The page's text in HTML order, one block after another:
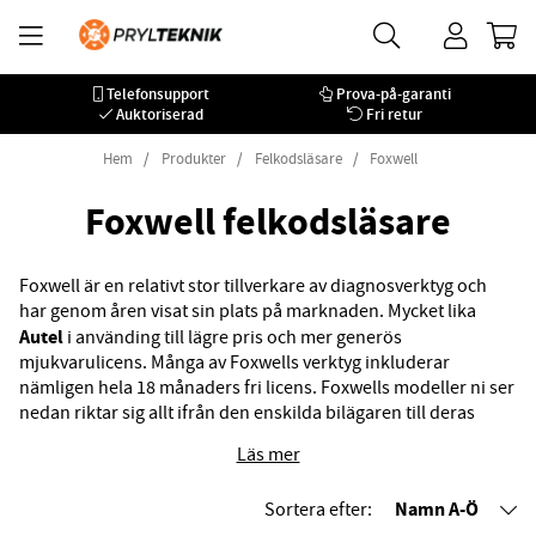
Telefonsupport
Prova-på-garanti
Auktoriserad
Fri retur
Hem Produkter Felkodsläsare Foxwell
Foxwell felkodsläsare
Foxwell är en relativt stor tillverkare av diagnosverktyg och
har genom åren visat sin plats på marknaden. Mycket lika
Autel i använding till lägre pris och mer generös
mjukvarulicens. Många av Foxwells verktyg inkluderar
nämligen hela 18 månaders fri licens. Foxwells modeller ni ser
nedan riktar sig allt ifrån den enskilda bilägaren till deras
bilen. Ett perfekt diagnosverktyg för bilverkstad eller för
Läs mer
Sortera efter: Namn A-Ö